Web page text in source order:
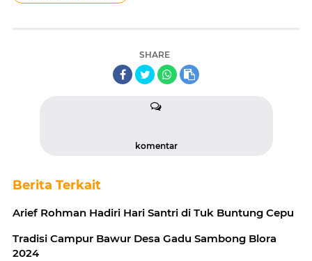
SHARE
komentar
Berita Terkait
Arief Rohman Hadiri Hari Santri di Tuk Buntung Cepu
Tradisi Campur Bawur Desa Gadu Sambong Blora
2024